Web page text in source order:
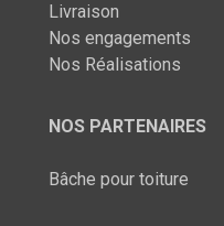
Livraison
Nos engagements
Nos Réalisations
NOS PARTENAIRES
Bâche pour toiture